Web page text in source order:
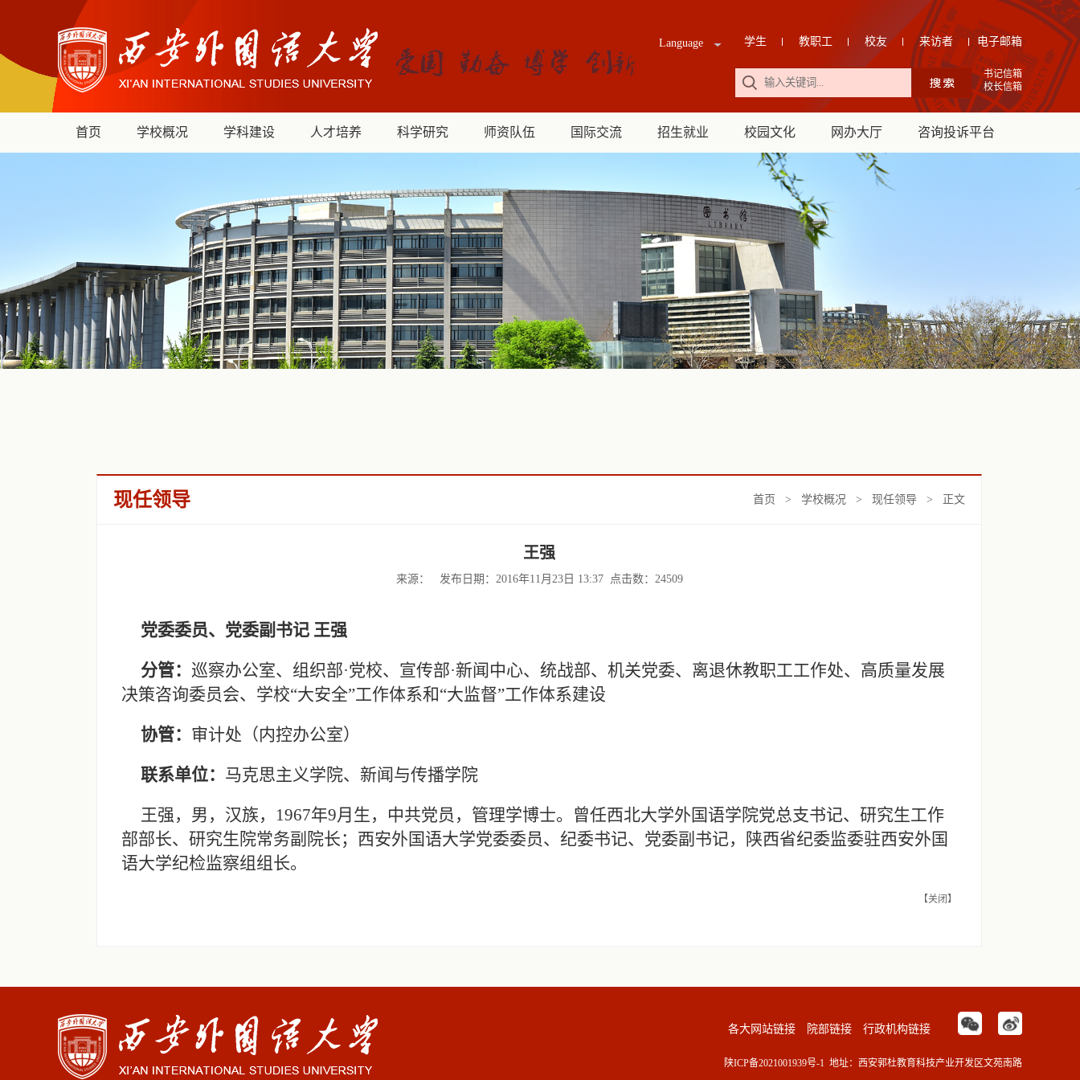
学生 教职工 校友 来访者 电子邮箱
Language
书记信箱
校长信箱
首页 学校概况 学科建设 人才培养 科学研究 师资队伍 国际交流 招生就业 校园文化 网办大厅 咨询投诉平台
现任领导 首页 > 学校概况 > 现任领导 > 正文
王强
来源： 发布日期：2016年11月23日 13:37 点击数： 24509
党委委员、党委副书记 王强
分管： 巡察办公室、组织部·党校、宣传部·新闻中心、统战部、机关党委、离退休教职工工作处、高质量发展
决策咨询委员会、学校“大安全”工作体系和“大监督”工作体系建设
协管： 审计处（内控办公室）
联系单位： 马克思主义学院、新闻与传播学院
王强，男，汉族，1967年9月生，中共党员，管理学博士。曾任西北大学外国语学院党总支书记、研究生工作
部部长、研究生院常务副院长；西安外国语大学党委委员、纪委书记、党委副书记，陕西省纪委监委驻西安外国
语大学纪检监察组组长。
【关闭】
各大网站链接 院部链接 行政机构链接
陕ICP备2021001939号-1 地址：西安郭杜教育科技产业开发区文苑南路